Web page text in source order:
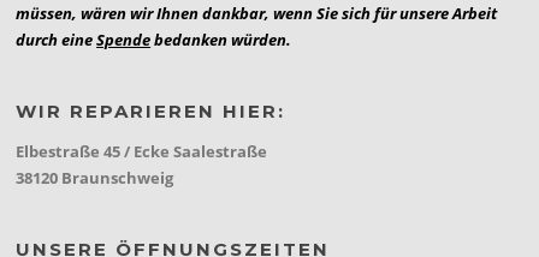
müssen, wären wir Ihnen dankbar, wenn Sie sich für unsere Arbeit
durch eineSpendebedanken würden.
WIR REPARIEREN HIER:
Elbestraße 45 / Ecke Saalestraße
38120 Braunschweig
UNSERE ÖFFNUNGSZEITEN